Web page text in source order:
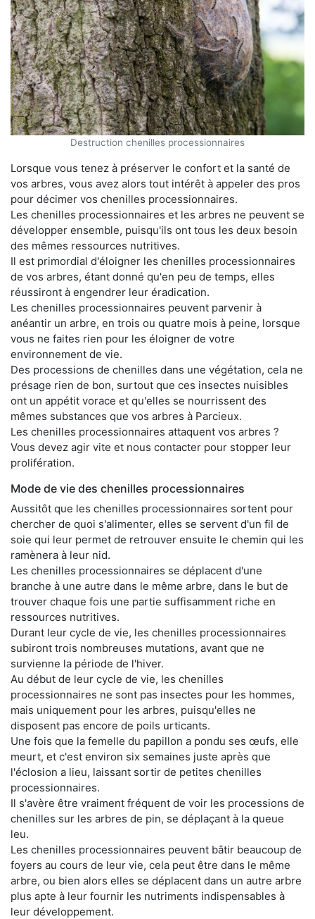
Destruction chenilles processionnaires
Lorsque vous tenez à préserver le confort et la santé de
vos arbres, vous avez alors tout intérêt à appeler des pros
pour décimer vos chenilles processionnaires.
Les chenilles processionnaires et les arbres ne peuvent se
développer ensemble, puisqu'ils ont tous les deux besoin
des mêmes ressources nutritives.
Il est primordial d'éloigner les chenilles processionnaires
de vos arbres, étant donné qu'en peu de temps, elles
réussiront à engendrer leur éradication.
Les chenilles processionnaires peuvent parvenir à
anéantir un arbre, en trois ou quatre mois à peine, lorsque
vous ne faites rien pour les éloigner de votre
environnement de vie.
Des processions de chenilles dans une végétation, cela ne
présage rien de bon, surtout que ces insectes nuisibles
ont un appétit vorace et qu'elles se nourrissent des
mêmes substances que vos arbres à Parcieux.
Les chenilles processionnaires attaquent vos arbres ?
Vous devez agir vite et nous contacter pour stopper leur
prolifération.
Mode de vie des chenilles processionnaires
Aussitôt que les chenilles processionnaires sortent pour
chercher de quoi s'alimenter, elles se servent d'un fil de
soie qui leur permet de retrouver ensuite le chemin qui les
ramènera à leur nid.
Les chenilles processionnaires se déplacent d'une
branche à une autre dans le même arbre, dans le but de
trouver chaque fois une partie suffisamment riche en
ressources nutritives.
Durant leur cycle de vie, les chenilles processionnaires
subiront trois nombreuses mutations, avant que ne
survienne la période de l'hiver.
Au début de leur cycle de vie, les chenilles
processionnaires ne sont pas insectes pour les hommes,
mais uniquement pour les arbres, puisqu'elles ne
disposent pas encore de poils urticants.
Une fois que la femelle du papillon a pondu ses œufs, elle
meurt, et c'est environ six semaines juste après que
l'éclosion a lieu, laissant sortir de petites chenilles
processionnaires.
Il s'avère être vraiment fréquent de voir les processions de
chenilles sur les arbres de pin, se déplaçant à la queue
leu.
Les chenilles processionnaires peuvent bâtir beaucoup de
foyers au cours de leur vie, cela peut être dans le même
arbre, ou bien alors elles se déplacent dans un autre arbre
plus apte à leur fournir les nutriments indispensables à
leur développement.